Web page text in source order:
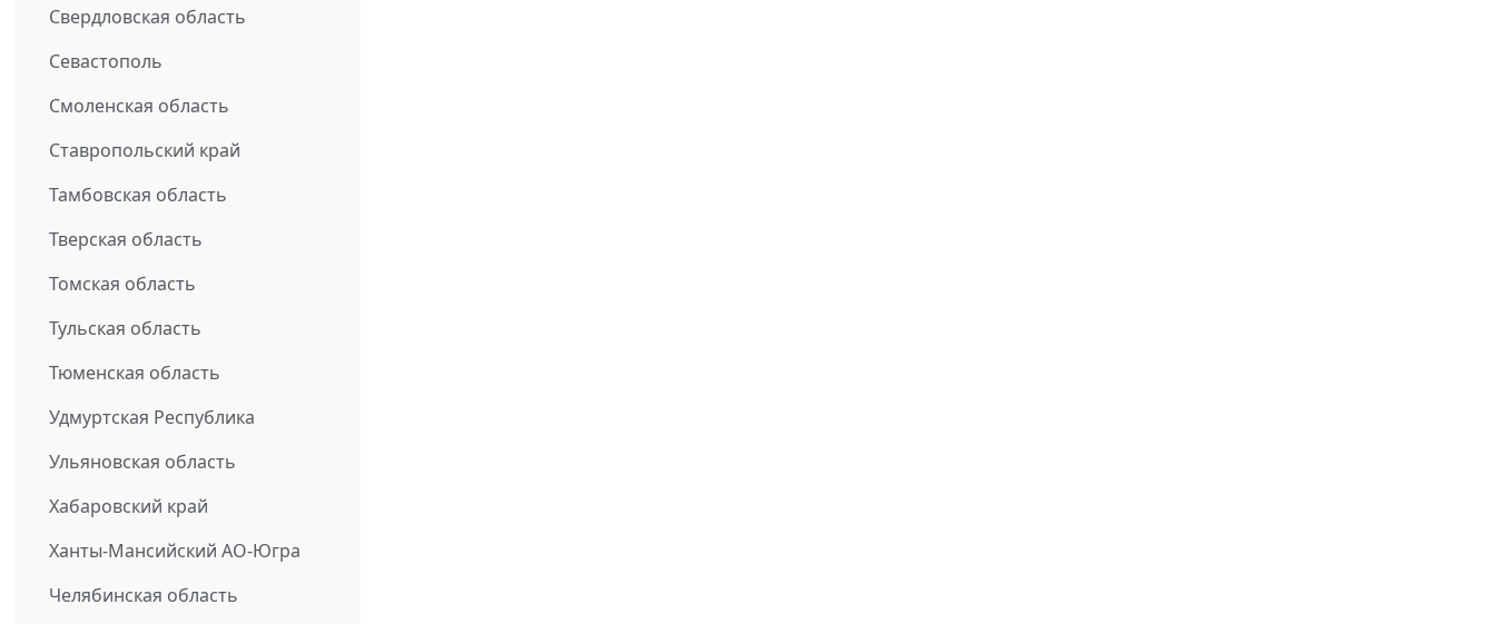
Свердловская область
Севастополь
Смоленская область
Ставропольский край
Тамбовская область
Тверская область
Томская область
Тульская область
Тюменская область
Удмуртская Республика
Ульяновская область
Хабаровский край
Ханты-Мансийский АО-Югра
Челябинская область